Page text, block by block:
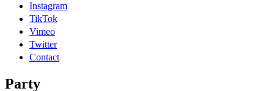
Instagram
TikTok
Vimeo
Twitter
Contact
Party